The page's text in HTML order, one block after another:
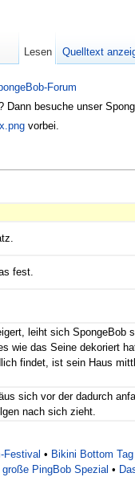
besuche unser
vorbei.
fest.
leiht sich SpongeBob
wie das Seine dekoriert
findet, ist sein Haus
sich vor der dadurch
nach sich zieht.
Festival • Bikini Bottom Tag
große PingBob Spezial •
Lesen Quelltext